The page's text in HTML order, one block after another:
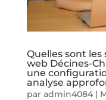
Quelles sont les
web Décines-
une
analyse
par admin4084|